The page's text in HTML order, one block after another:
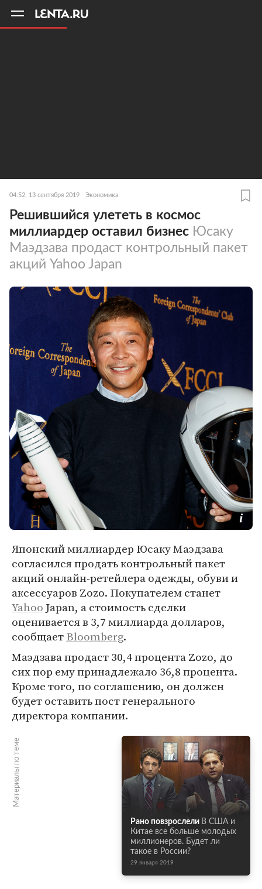
04:52, 13 сентября 2019 Экономика
Решившийся улететь в космос
миллиардер оставил бизнес Юсаку
Маэдзава продаст контрольный пакет
акций Yahoo Japan
Японский миллиардер Юсаку Маэдзава
согласился продать контрольный пакет
акций онлайн-ретейлера одежды, обуви и
аксессуаров Zozo. Покупателем станет
Yahoo Japan, а стоимость сделки
оценивается в 3,7 миллиарда долларов,
сообщаетBloomberg.
Маэдзава продаст 30,4 процента Zozo, до
сих пор ему принадлежало 36,8 процента.
Кроме того, по соглашению, он должен
будет оставить пост генерального
директора компании.
Материалы по теме
Рано повзрослели В США и
Китае все больше молодых
миллионеров. Будет ли
такое в России?
29 января 2019